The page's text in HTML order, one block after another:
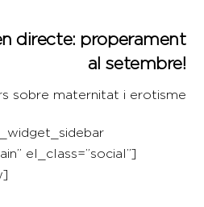
directe: properament
al setembre!
sobre maternitat i erotisme
el_class=”social”]